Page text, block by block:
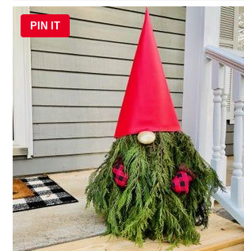
PIN IT